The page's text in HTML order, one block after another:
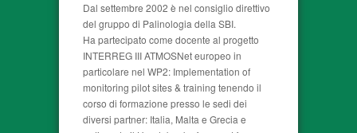
Dal settembre 2002 è nel consiglio direttivo
del gruppo di Palinologia della SBI.
Ha partecipato come docente al progetto
INTERREG III ATMOSNet europeo in
particolare nel WP2: Implementation of
monitoring pilot sites & training tenendo il
corso di formazione presso le sedi dei
diversi partner: Italia, Malta e Grecia e